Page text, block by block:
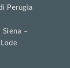
Perugia
–